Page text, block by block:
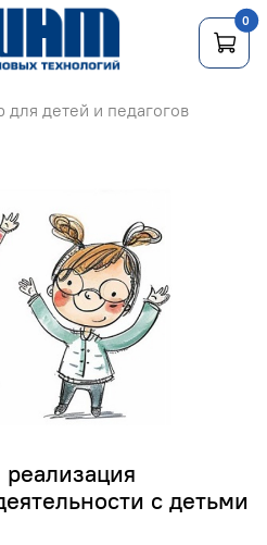
для детей и педагогов
с детьми
0